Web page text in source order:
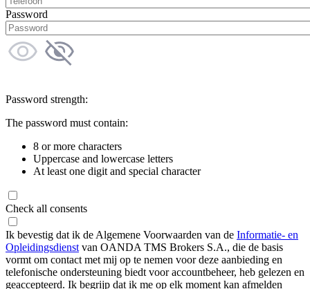
Password
Password strength:
The password must contain:
8 or more characters
Uppercase and lowercase letters
At least one digit and special character
Check all consents
Ik bevestig dat ik de Algemene Voorwaarden van de Informatie- en
Opleidingsdienst van OANDA TMS Brokers S.A., die de basis
vormt om contact met mij op te nemen voor deze aanbieding en
telefonische ondersteuning biedt voor accountbeheer, heb gelezen en
geaccepteerd. Ik begrijp dat ik me op elk moment kan afmelden